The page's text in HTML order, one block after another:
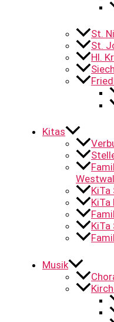
St.
St.
Hl.
Kitas
KiTa
KiTa
Musik